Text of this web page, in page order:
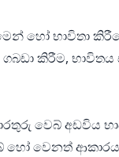
හෝ භාවිතා
කිරීම,
වෙබ් අඩවිය
වෙනත්